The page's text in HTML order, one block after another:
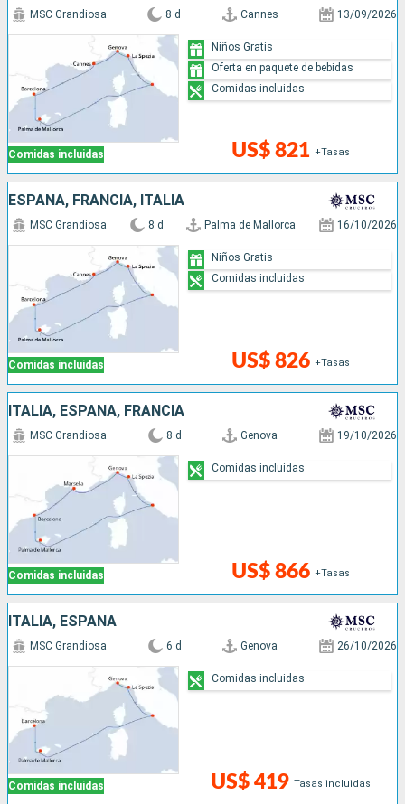
Comidas incluidas
MSC Grandiosa 8 d Cannes 13/09/2026
US$ 821 +Tasas
Niños Gratis
Oferta en paquete de bebidas
Comidas incluidas
ESPAÑA, FRANCIA, ITALIA
Comidas incluidas
MSC Grandiosa 8 d Palma de Mallorca 16/10/2026
US$ 826 +Tasas
Niños Gratis
Comidas incluidas
ITALIA, ESPAÑA, FRANCIA
Comidas incluidas
MSC Grandiosa 8 d Genova 19/10/2026
US$ 866 +Tasas
Comidas incluidas
ITALIA, ESPAÑA
Comidas incluidas
MSC Grandiosa 6 d Genova 26/10/2026
US$ 419 Tasas incluidas
Comidas incluidas